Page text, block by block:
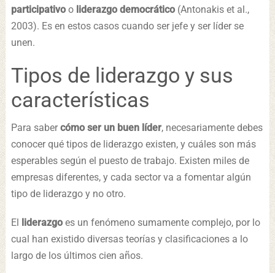
participativoo liderazgo democrático(Antonakis et al.,
2003). Es en estos casos cuando ser jefe y ser líder se
unen.
Tipos de liderazgo y sus
características
Para sabercómo ser un buen líder, necesariamente debes
conocer qué tipos de liderazgo existen, y cuáles son más
esperables según el puesto de trabajo. Existen miles de
empresas diferentes, y cada sector va a fomentar algún
tipo de liderazgo y no otro.
El liderazgo es un fenómeno sumamente complejo, por lo
cual han existido diversas teorías y clasificaciones a lo
largo de los últimos cien años.